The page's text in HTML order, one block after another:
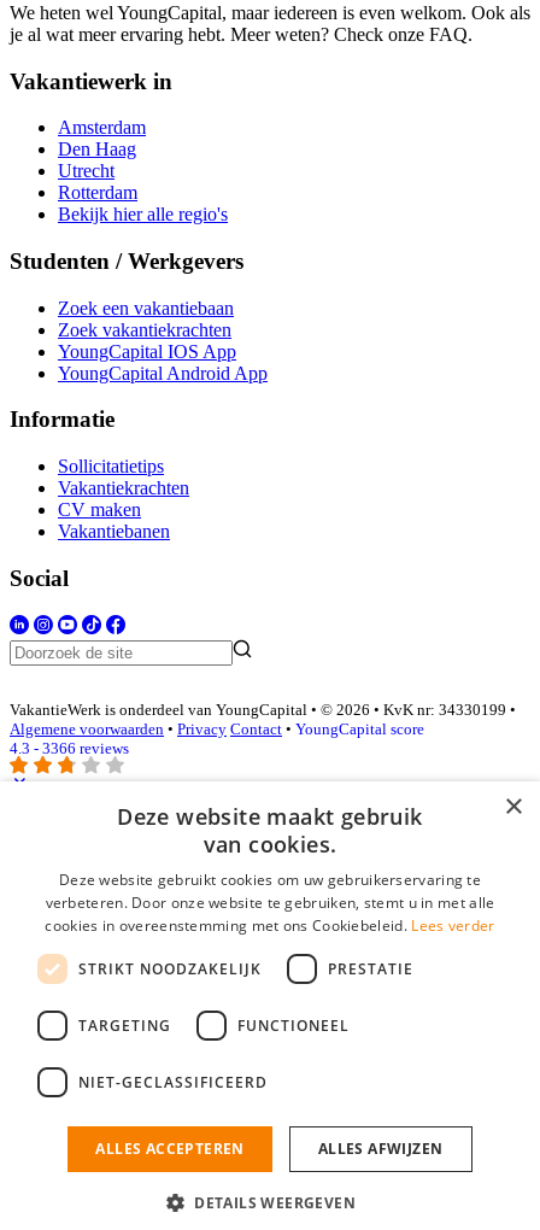
We heten wel YoungCapital, maar iedereen is even welkom. Ook als
je al wat meer ervaring hebt. Meer weten? Check onze FAQ.
Vakantiewerk in
Amsterdam
Den Haag
Utrecht
Rotterdam
Bekijk hier alle regio's
Studenten / Werkgevers
Zoek een vakantiebaan
Zoek vakantiekrachten
YoungCapital IOS App
YoungCapital Android App
Informatie
Sollicitatietips
Vakantiekrachten
CV maken
Vakantiebanen
Social
VakantieWerk is onderdeel van YoungCapital • © 2026 • KvK nr: 34330199 •
Algemene voorwaarden • Privacy Contact • YoungCapital score
4.3 - 3366 reviews
E-mail*
Wachtwoord
login gegevens onthouden
login
Bedrijf aanmelden
nieuwe collega/werknemer zo gevonden!
×
Deze website maakt gebruik
van cookies.
Deze website gebruikt cookies om uw gebruikerservaring te
verbeteren. Door onze website te gebruiken, stemt u in met alle
cookies in overeenstemming met ons Cookiebeleid. Lees verder
STRIKT NOODZAKELIJK PRESTATIE
TARGETING FUNCTIONEEL
NIET-GECLASSIFICEERD
ALLES ACCEPTEREN ALLES AFWIJZEN
DETAILS WEERGEVEN